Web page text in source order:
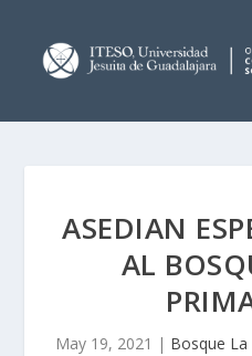
ASEDIAN
AL
May 19, 2021 | Bosque